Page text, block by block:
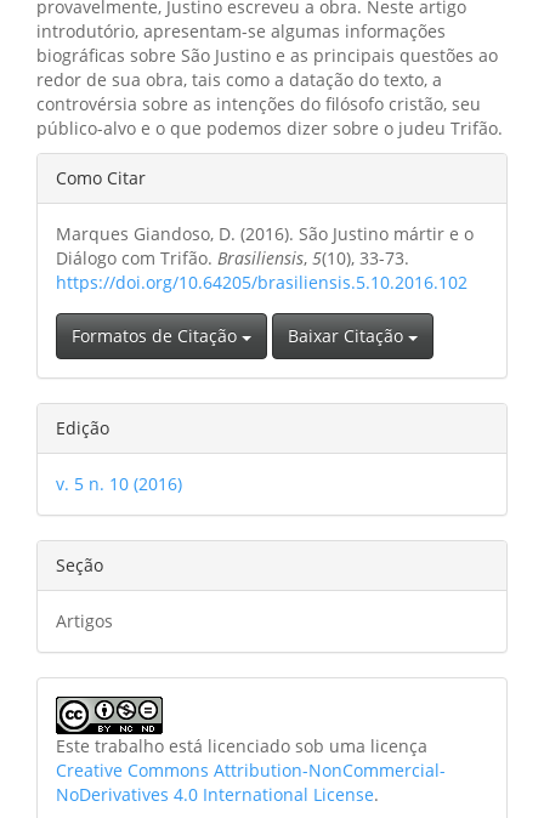
provavelmente, Justino escreveu a obra. Neste artigo
introdutório, apresentam-se algumas informações
biográficas sobre São Justino e as principais questões ao
redor de sua obra, tais como a datação do texto, a
controvérsia sobre as intenções do filósofo cristão, seu
público-alvo e o que podemos dizer sobre o judeu Trifão.
Detalhes
do
artigo
Como Citar
Marques Giandoso, D. (2016). São Justino mártir e o
Diálogo com Trifão. Brasiliensis, 5(10), 33-73.
https://doi.org/10.64205/brasiliensis.5.10.2016.102
Formatos de Citação Baixar Citação
Edição
v. 5 n. 10 (2016)
Seção
Artigos
Este trabalho está licenciado sob uma licença
Creative Commons Attribution-NonCommercial-
NoDerivatives 4.0 International License.